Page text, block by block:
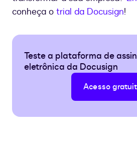
conheça o trial da Docusign!
Teste a plataforma de
eletrônica da Docusign
Acesso